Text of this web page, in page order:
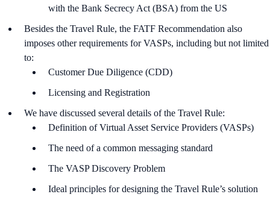
with the Bank Secrecy Act (BSA) from the US
Besides the Travel Rule, the FATF Recommendation also
imposes other requirements for VASPs, including but not limited
to:
Customer Due Diligence (CDD)
Licensing and Registration
We have discussed several details of the Travel Rule:
Definition of Virtual Asset Service Providers (VASPs)
The need of a common messaging standard
The VASP Discovery Problem
Ideal principles for designing the Travel Rule’s solution